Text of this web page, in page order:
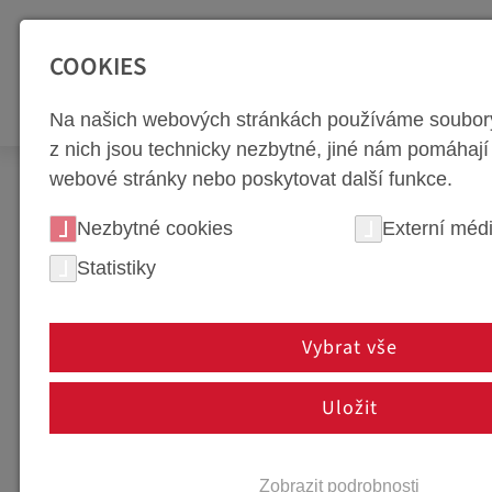
Zur Top Navigation springen [Alt+1]Zur Hauptnavigation
Kontakt weba Dietach
KONTAKT
PHOTOS
COOKIES
Na našich webových stránkách používáme
z nich jsou technicky nezbytné, jiné nám
webové stránky nebo poskytovat další funkce.
Nezbytné cookies
Externí
Statistiky
Vybrat vše
Uložit
Zobrazit podrobnosti